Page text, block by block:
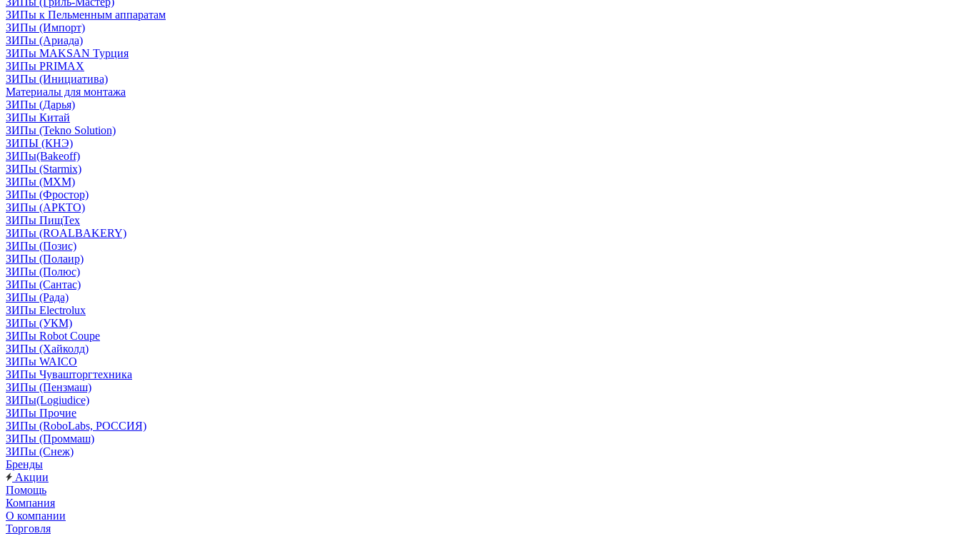
ЗИПы к Пельменным аппаратам
ЗИПы (Импорт)
ЗИПы (Ариада)
ЗИПы MAKSAN Турция
ЗИПы PRIMAX
ЗИПы (Инициатива)
Материалы для монтажа
ЗИПы (Дарья)
ЗИПы Китай
ЗИПы (Tekno Solution)
ЗИПЫ (КНЭ)
ЗИПы(Bakeoff)
ЗИПы (Starmix)
ЗИПы (МХМ)
ЗИПы (Фростор)
ЗИПы (АРКТО)
ЗИПы ПищТех
ЗИПы (ROALBAKERY)
ЗИПы (Позис)
ЗИПы (Полаир)
ЗИПы (Полюс)
ЗИПы (Сантас)
ЗИПы (Рада)
ЗИПы Electrolux
ЗИПы (УКМ)
ЗИПы Robot Coupe
ЗИПы (Хайколд)
ЗИПы WAICO
ЗИПы Чувашторгтехника
ЗИПы (Пензмаш)
ЗИПы(Logiudice)
ЗИПы Прочие
ЗИПы (RoboLabs, РОССИЯ)
ЗИПы (Проммаш)
ЗИПы (Снеж)
Бренды
Акции
Помощь
Компания
О компании
Торговля